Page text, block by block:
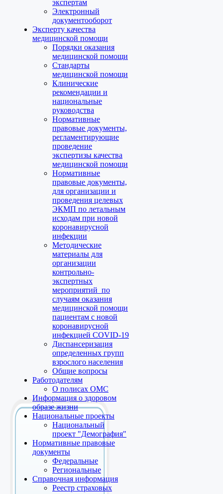
экспертам
Электронный
документооборот
Эксперту качества
медицинской помощи
Порядки оказания
медицинской помощи
Стандарты
медицинской помощи
Клинические
рекомендации и
национальные
руководства
Нормативные
правовые документы,
регламентирующие
проведение
экспертизы качества
медицинской помощи
Нормативные
правовые документы,
для организации и
проведения целевых
ЭКМП по летальным
исходам при новой
коронавирусной
инфекции
Методические
материалы для
организации
контрольно-
экспертных
мероприятий по
случаям оказания
медицинской помощи
пациентам с новой
коронавирусной
инфекцией COVID-19
Диспансеризация
определенных групп
взрослого населения
Общие вопросы
Работодателям
О полисах ОМС
Информация о здоровом
образе жизни
Национальные проекты
Национальный
проект "Демография"
Нормативные правовые
документы
Федеральные
Региональные
Справочная информация
Реестр страховых